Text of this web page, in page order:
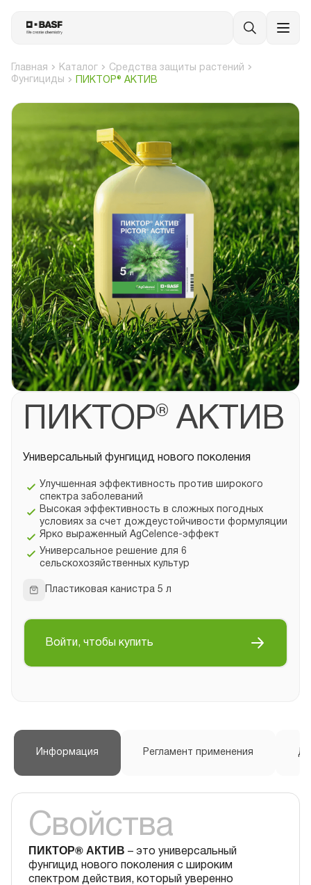
Главная Каталог
Средства защиты растений
Фунгициды
ПИКТОР® АКТИВ
ПИКТОР® АКТИВ
Универсальный фунгицид нового поколения
Улучшенная эффективность против широкого
спектра заболеваний
Высокая эффективность в сложных погодных
условиях за счет дождеустойчивости формуляции
Ярко выраженный AgCelence-эффект
Универсальное решение для 6
сельскохозяйственных культур
Пластиковая канистра 5 л
Войти, чтобы купить
Информация Регламент применения
Свойства
ПИКТОР® АКТИВ – это универсальный
фунгицид нового поколения с широким
спектром действия, который уверенно